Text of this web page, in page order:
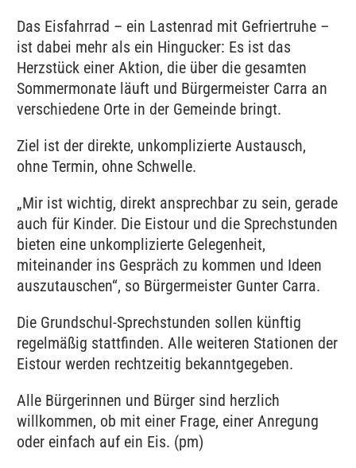
Das Eisfahrrad – ein Lastenrad mit Gefriertruhe –
ist dabei mehr als ein Hingucker: Es ist das
Herzstück einer Aktion, die über die gesamten
Sommermonate läuft und Bürgermeister Carra an
verschiedene Orte in der Gemeinde bringt.
Ziel ist der direkte, unkomplizierte Austausch,
ohne Termin, ohne Schwelle.
„Mir ist wichtig, direkt ansprechbar zu sein, gerade
auch für Kinder. Die Eistour und die Sprechstunden
bieten eine unkomplizierte Gelegenheit,
miteinander ins Gespräch zu kommen und Ideen
auszutauschen“, so Bürgermeister Gunter Carra.
Die Grundschul-Sprechstunden sollen künftig
regelmäßig stattfinden. Alle weiteren Stationen der
Eistour werden rechtzeitig bekanntgegeben.
Alle Bürgerinnen und Bürger sind herzlich
willkommen, ob mit einer Frage, einer Anregung
oder einfach auf ein Eis. (pm)